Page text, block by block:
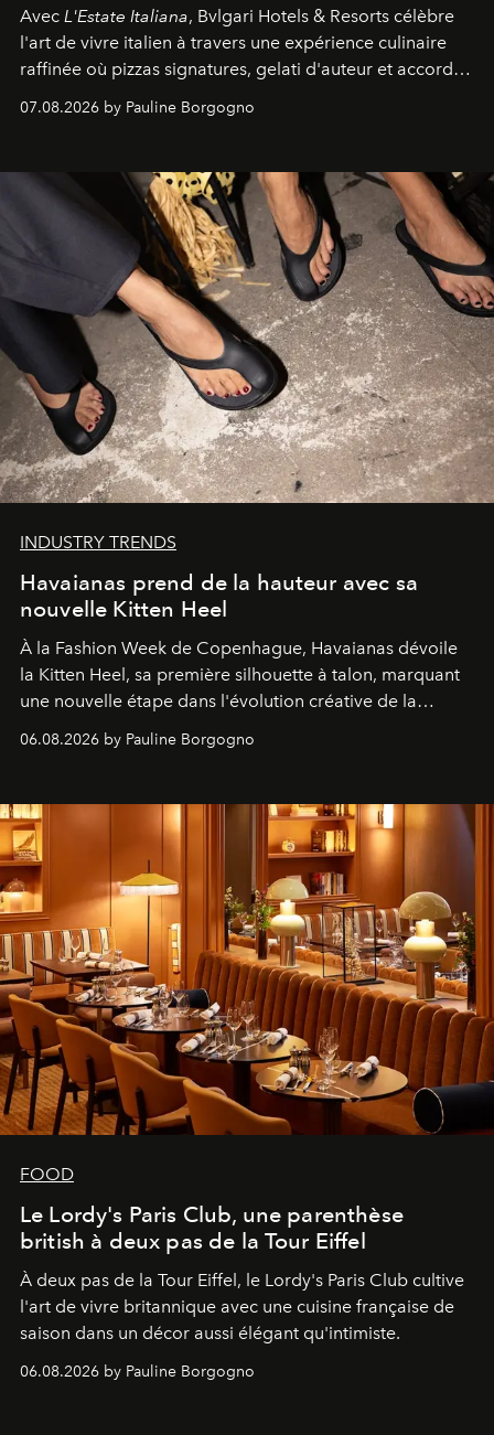
Avec L'Estate Italiana, Bvlgari Hotels & Resorts célèbre
l'art de vivre italien à travers une expérience culinaire
raffinée où pizzas signatures, gelati d'auteur et accords
d'exception composent un véritable voyage sensoriel.
07.08.2026 by Pauline Borgogno
INDUSTRY TRENDS
Havaianas prend de la hauteur avec sa
nouvelle Kitten Heel
À la Fashion Week de Copenhague, Havaianas dévoile
la Kitten Heel, sa première silhouette à talon, marquant
une nouvelle étape dans l'évolution créative de la
06.08.2026 by Pauline Borgogno
FOOD
Le Lordy's Paris Club, une parenthèse
british à deux pas de la Tour Eiffel
À deux pas de la Tour Eiffel, le Lordy's Paris Club cultive
l'art de vivre britannique avec une cuisine française de
saison dans un décor aussi élégant qu'intimiste.
06.08.2026 by Pauline Borgogno